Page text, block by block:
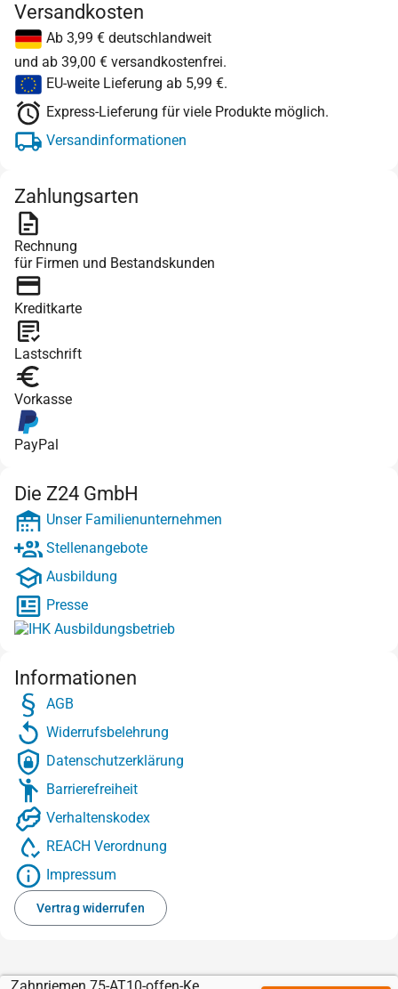
Versandkosten
Ab 3,99 € deutschlandweit
und ab 39,00 € versandkostenfrei.
EU-weite Lieferung ab 5,99 €.
Express-Lieferung für viele Produkte möglich.
Versandinformationen
Zahlungsarten
Rechnung
für Firmen und Bestandskunden
Kreditkarte
Lastschrift
Vorkasse
PayPal
Die Z24 GmbH
Unser Familienunternehmen
Stellenangebote
Ausbildung
Presse
Informationen
AGB
Widerrufsbelehrung
Datenschutzerklärung
Barrierefreiheit
Verhaltenskodex
REACH Verordnung
Impressum
Vertrag widerrufen